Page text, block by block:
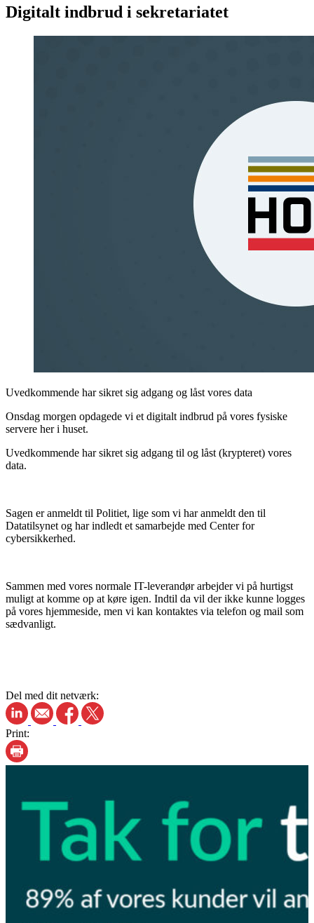
Digitalt indbrud i sekretariatet
Uvedkommende har sikret sig adgang og låst vores data
Onsdag morgen opdagede vi et digitalt indbrud på vores fysiske
servere her i huset.
Uvedkommende har sikret sig adgang til og låst (krypteret) vores
data.
Sagen er anmeldt til Politiet, lige som vi har anmeldt den til
Datatilsynet og har indledt et samarbejde med Center for
cybersikkerhed.
Sammen med vores normale IT-leverandør arbejder vi på hurtigst
muligt at komme op at køre igen. Indtil da vil der ikke kunne logges
på vores hjemmeside, men vi kan kontaktes via telefon og mail som
sædvanligt.
Del med dit netværk:
Print: